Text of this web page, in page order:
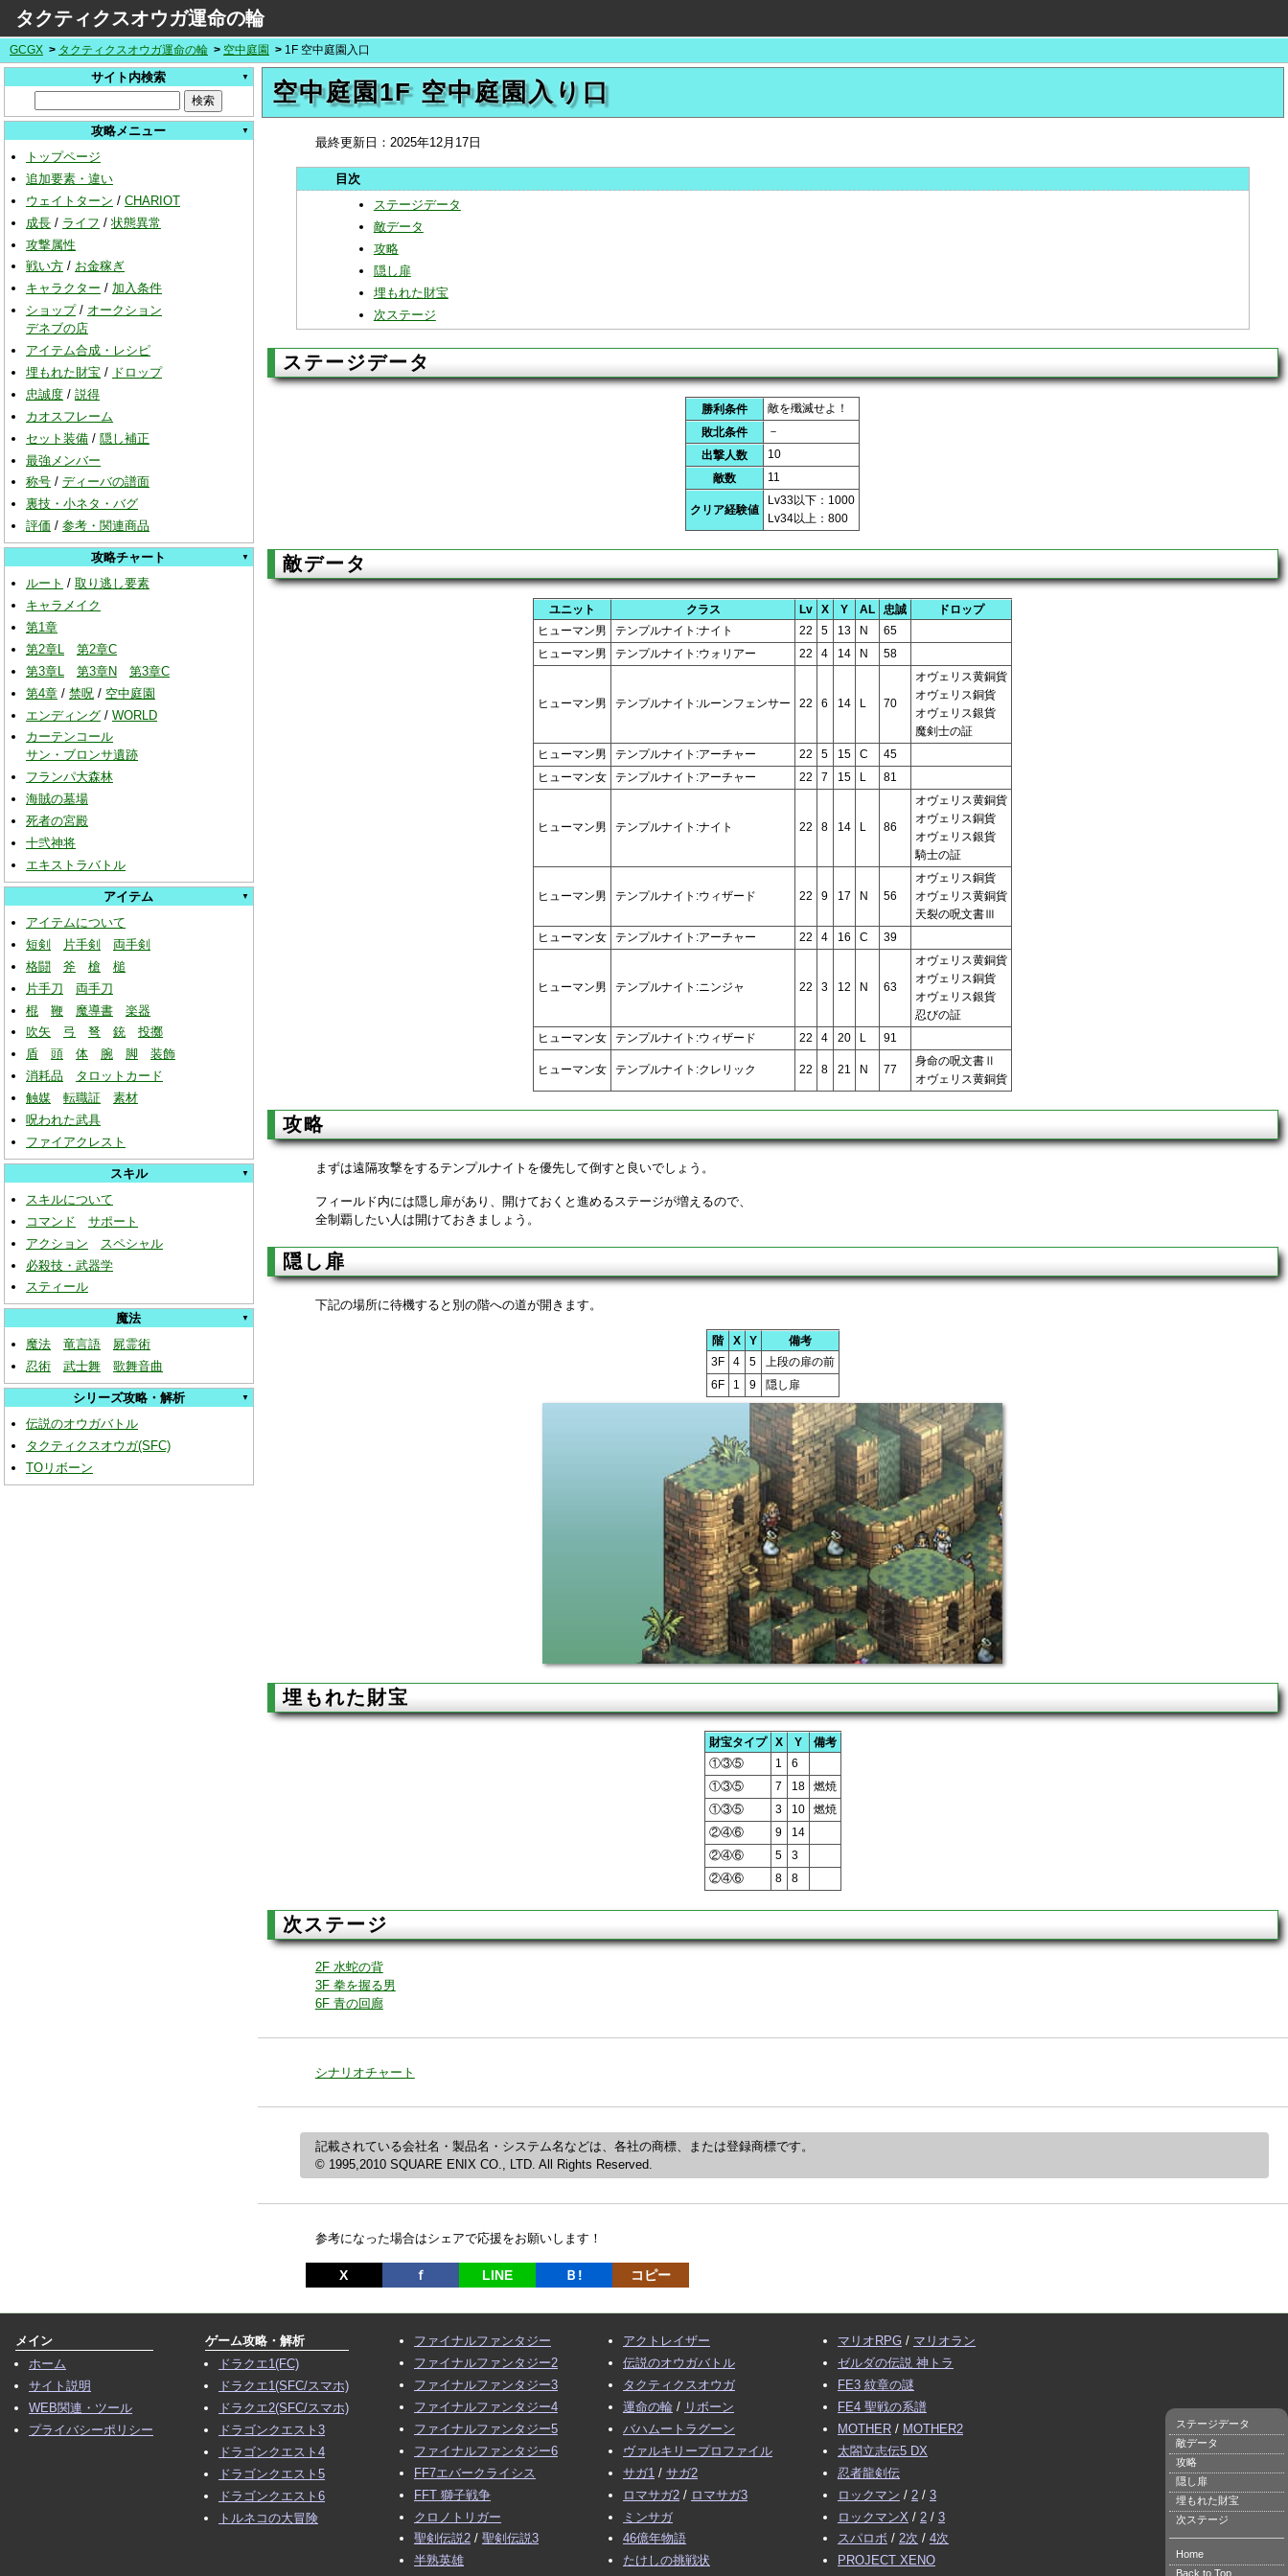
タクティクスオウガ運命の輪
GCGX タクティクスオウガ運命の輪 空中庭園 1F 空中庭園入口
サイト内検索
攻略メニュー
トップページ
追加要素・違い
ウェイトターン / CHARIOT
成長 / ライフ / 状態異常
攻撃属性
戦い方 / お金稼ぎ
キャラクター / 加入条件
ショップ/ オークション
デネブの店
アイテム合成・レシピ
埋もれた財宝 / ドロップ
忠誠度 / 説得
カオスフレーム
セット装備 / 隠し補正
最強メンバー
称号 / ディーバの譜面
裏技・小ネタ・バグ
評価 / 参考・関連商品
攻略チャート
ルート / 取り逃し要素
キャラメイク
第1章
第2章L
第2章C
第3章L
第3章N
第3章C
第4章 / 禁呪 / 空中庭園
エンディング / WORLD
カーテンコール
サン・ブロンサ遺跡
フランパ大森林
海賊の墓場
死者の宮殿
十弐神将
エキストラバトル
アイテム
アイテムについて
短剣
片手剣
両手剣
格闘
斧 槍
槌
片手刀
両手刀
棍
鞭 魔導書
楽器
吹矢
弓 弩 銃
投擲
盾
頭 体 腕 脚
装飾
消耗品
タロットカード
触媒
転職証
素材
呪われた武具
ファイアクレスト
スキル
スキルについて
コマンド
サポート
アクション
スペシャル
必殺技・武器学
スティール
魔法
魔法
竜言語
屍霊術
忍術
武士舞 歌舞音曲
シリーズ攻略・解析
伝説のオウガバトル
タクティクスオウガ(SFC)
TOリボーン
空中庭園1F 空中庭園入り口
最終更新日： 2025年12月17日
ステージデータ
敵データ
攻略
隠し扉
埋もれた財宝
次ステージ
ステージデータ
勝利条件
敵を殲滅せよ！
敗北条件
－
出撃人数
10
敵数
11
クリア経験値
Lv33以下：1000
Lv34以上：800
敵データ
ユニット クラス Lv X Y AL 忠誠
ドロップ
ヒューマン男
テンプルナイト:ナイト 22 5 13 N
65
ヒューマン男
テンプルナイト:ウォリアー 22 4 14 N 58
ヒューマン男 テンプルナイト:ルーンフェンサー 22 6 14 L 70
オヴェリス黄銅貨
オヴェリス銅貨
オヴェリス銀貨
魔剣士の証
ヒューマン男
テンプルナイト:アーチャー 22 5 15 C
45
ヒューマン女
テンプルナイト:アーチャー 22 7 15 L 81
ヒューマン男 テンプルナイト:ナイト 22 8 14 L 86
オヴェリス黄銅貨
オヴェリス銅貨
オヴェリス銀貨
騎士の証
ヒューマン男 テンプルナイト:ウィザード 22 9 17 N 56
オヴェリス銅貨
オヴェリス黄銅貨
天裂の呪文書Ⅲ
ヒューマン女
テンプルナイト:アーチャー 22 4 16 C 39
ヒューマン男 テンプルナイト:ニンジャ 22 3 12 N 63
オヴェリス黄銅貨
オヴェリス銅貨
オヴェリス銀貨
忍びの証
ヒューマン女
テンプルナイト:ウィザード 22 4 20 L 91
ヒューマン女 テンプルナイト:クレリック 22 8 21 N 77
身命の呪文書Ⅱ
オヴェリス黄銅貨
攻略
まずは遠隔攻撃をするテンプルナイトを優先して倒すと良いでしょう。
フィールド内には隠し扉があり、開けておくと進めるステージが増えるので、
全制覇したい人は開けておきましょう。
隠し扉
下記の場所に待機すると別の階への道が開きます。
階 X Y
備考
3F
4 5
上段の扉の前
6F
1 9 隠し扉
埋もれた財宝
財宝タイプ X Y
備考
①③⑤
1
6
①③⑤
7 18
燃焼
①③⑤
3 10
燃焼
②④⑥
9
14
②④⑥
5
3
②④⑥
8 8
次ステージ
2F 水蛇の背
3F 拳を握る男
6F 青の回廊
シナリオチャート
記載されている会社名・製品名・システム名などは、各社の商標、または登録商標です。
© 1995,2010 SQUARE ENIX CO., LTD. All Rights Reserved.
参考になった場合はシェアで応援をお願いします！
X ｆ LINE Ｂ! コピー
メイン
ホーム
サイト説明
WEB関連・ツール
プライバシーポリシー
ゲーム攻略・解析
ドラクエ1(FC)
ドラクエ1(SFC/スマホ)
ドラクエ2(SFC/スマホ)
ドラゴンクエスト3
ドラゴンクエスト4
ドラゴンクエスト5
ドラゴンクエスト6
トルネコの大冒険
ファイナルファンタジー
ファイナルファンタジー2
ファイナルファンタジー3
ファイナルファンタジー4
ファイナルファンタジー5
ファイナルファンタジー6
FF7エバークライシス
FFT 獅子戦争
クロノトリガー
聖剣伝説2 / 聖剣伝説3
半熟英雄
アクトレイザー
伝説のオウガバトル
タクティクスオウガ
運命の輪 / リボーン
バハムートラグーン
ヴァルキリープロファイル
サガ1 / サガ2
ロマサガ2 / ロマサガ3
ミンサガ
46億年物語
たけしの挑戦状
マリオRPG / マリオラン
ゼルダの伝説 神トラ
FE3 紋章の謎
FE4 聖戦の系譜
MOTHER / MOTHER2
太閤立志伝5 DX
忍者龍剣伝
ロックマン / 2 / 3
ロックマンX / 2 / 3
スパロボ / 2次 / 4次
PROJECT XENO
ステージデータ
敵データ
攻略
隠し扉
埋もれた財宝
次ステージ
Home
Back to Top